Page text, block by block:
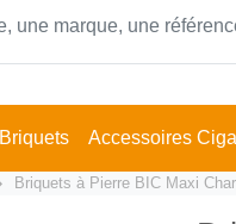
Briquets Accessoires
Briquets à Pierre BIC Maxi